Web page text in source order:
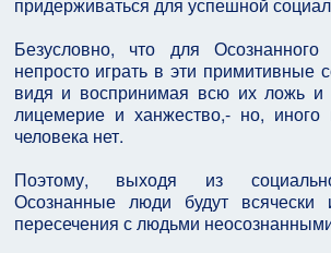
Безусловно, что для Осознанного
непросто играть в эти примитивные
видя и воспринимая всю их ложь и
лицемерие и ханжество,- но, иного
человека нет.
Поэтому, выходя из
Осознанные люди будут всячески
пересечения с людьми